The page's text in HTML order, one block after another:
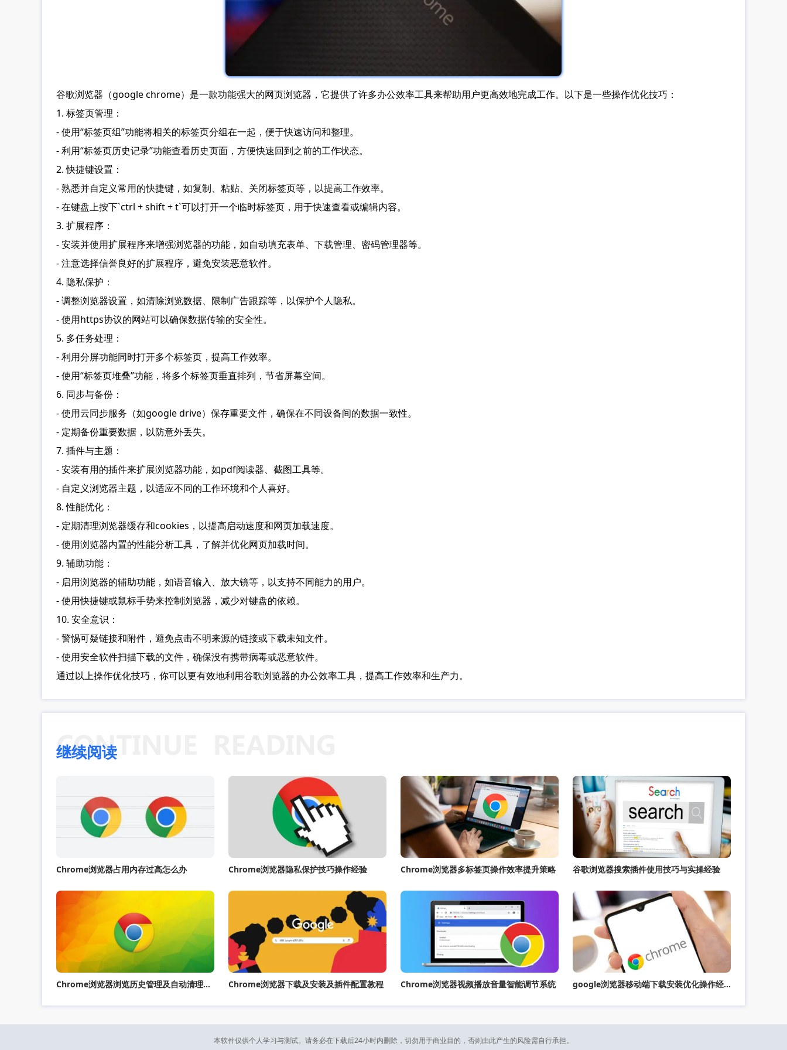
谷歌浏览器（google chrome）是一款功能强大的网页浏览器，它提供了许多办公效率工具来帮助用户更高效地完成工作。以下是一些操作优化技巧：
1. 标签页管理：
- 使用“标签页组”功能将相关的标签页分组在一起，便于快速访问和整理。
- 利用“标签页历史记录”功能查看历史页面，方便快速回到之前的工作状态。
2. 快捷键设置：
- 熟悉并自定义常用的快捷键，如复制、粘贴、关闭标签页等，以提高工作效率。
- 在键盘上按下`ctrl + shift + t`可以打开一个临时标签页，用于快速查看或编辑内容。
3. 扩展程序：
- 安装并使用扩展程序来增强浏览器的功能，如自动填充表单、下载管理、密码管理器等。
- 注意选择信誉良好的扩展程序，避免安装恶意软件。
4. 隐私保护：
- 调整浏览器设置，如清除浏览数据、限制广告跟踪等，以保护个人隐私。
- 使用https协议的网站可以确保数据传输的安全性。
5. 多任务处理：
- 利用分屏功能同时打开多个标签页，提高工作效率。
- 使用“标签页堆叠”功能，将多个标签页垂直排列，节省屏幕空间。
6. 同步与备份：
- 使用云同步服务（如google drive）保存重要文件，确保在不同设备间的数据一致性。
- 定期备份重要数据，以防意外丢失。
7. 插件与主题：
- 安装有用的插件来扩展浏览器功能，如pdf阅读器、截图工具等。
- 自定义浏览器主题，以适应不同的工作环境和个人喜好。
8. 性能优化：
- 定期清理浏览器缓存和cookies，以提高启动速度和网页加载速度。
- 使用浏览器内置的性能分析工具，了解并优化网页加载时间。
9. 辅助功能：
- 启用浏览器的辅助功能，如语音输入、放大镜等，以支持不同能力的用户。
- 使用快捷键或鼠标手势来控制浏览器，减少对键盘的依赖。
10. 安全意识：
- 警惕可疑链接和附件，避免点击不明来源的链接或下载未知文件。
- 使用安全软件扫描下载的文件，确保没有携带病毒或恶意软件。
通过以上操作优化技巧，你可以更有效地利用谷歌浏览器的办公效率工具，提高工作效率和生产力。
继续阅读
Chrome浏览器占用内存过高怎么办 Chrome浏览器隐私保护技巧操作经验 Chrome浏览器多标签页操作效率提升策略 谷歌浏览器搜索插件使用技巧与实操经验
Chrome浏览器浏览历史管理及自动清理技巧分享 Chrome浏览器下载及安装及插件配置教程 Chrome浏览器视频播放音量智能调节系统 google浏览器移动端下载安装优化操作经验分析
本软件仅供个人学习与测试。请务必在下载后24小时内删除，切勿用于商业目的，否则由此产生的风险需自行承担。